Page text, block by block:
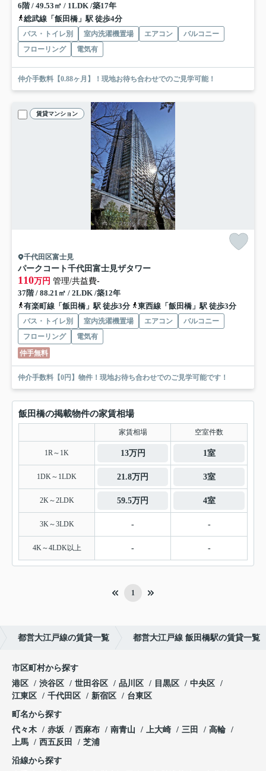
6階 / 49.53㎡ / 1LDK /築17年
総武線「飯田橋」駅 徒歩4分
バス・トイレ別 室内洗濯機置場 エアコン
バルコニー
フローリング
電気有
仲介手数料【0.88ヶ月】！現地お待ち合わせでのご見学可能！
賃貸マンション
千代田区富士見
パークコート千代田富士見ザタワー
110万円 管理/共益費-
37階 / 88.21㎡ / 2LDK /築12年
有楽町線「飯田橋」駅 徒歩3分
東西線「飯田橋」駅 徒歩3分
バス・トイレ別 室内洗濯機置場 エアコン
バルコニー
フローリング
電気有
仲手無料
仲介手数料【0円】物件！現地お待ち合わせでのご見学可能です！
飯田橋の掲載物件の家賃相場
家賃相場 空室件数
1R～1K 13万円 1室
1DK～1LDK 21.8万円 3室
2K～2LDK 59.5万円 4室
3K～3LDK - -
4K～4LDK以上 - -
1
都営大江戸線の賃貸一覧 都営大江戸線 飯田橋駅の賃貸一覧
市区町村から探す
港区
渋谷区 世田谷区 品川区 目黒区
中央区
江東区
千代田区 新宿区 台東区
町名から探す
代々木
赤坂 西麻布 南青山 上大崎 三田
高輪
上馬
西五反田 芝浦
沿線から探す